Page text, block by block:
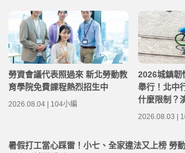
勞資會議代表照過來 新北勞動教
育學院免費課程熱烈招生中
2026.08.04 | 104小編
2026城鎮韌
舉行！北中
什麼限制？
事項整理
2026.08.03 |
暑假打工當心踩雷！小七、全家違法又上榜 勞